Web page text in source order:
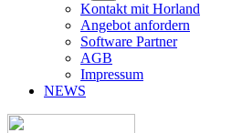
Kontakt mit Horland
Angebot anfordern
Software Partner
AGB
Impressum
NEWS